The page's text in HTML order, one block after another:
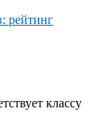
классу